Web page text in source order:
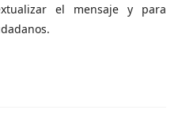
el mensaje y para